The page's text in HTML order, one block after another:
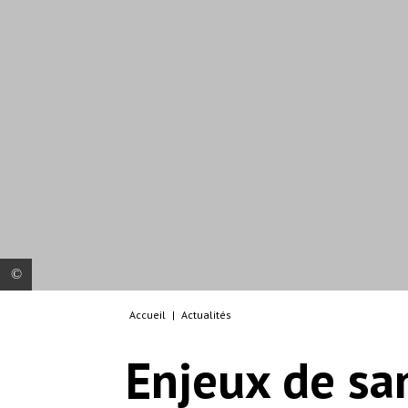
Lundi 9 décembre 2019, hôpital de Tabarre,
Port-au-Prince, Haïti. Réunion quotidienne du
personnel médical avant rotation.
Accueil | Actualités
Enjeux de